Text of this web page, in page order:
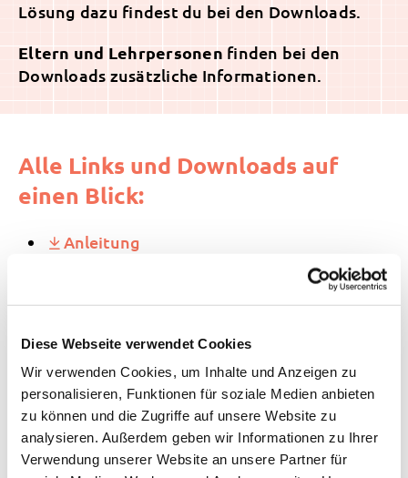
Diese Webseite verwendet Cookies
Wir verwenden Cookies, um Inhalte und Anzeigen zu
personalisieren, Funktionen für soziale Medien anbieten
zu können und die Zugriffe auf unsere Website zu
analysieren. Außerdem geben wir Informationen zu Ihrer
Verwendung unserer Website an unsere Partner für
Lösung dazu findest du bei den Downloads.
Eltern und Lehrpersonenfinden bei den
Downloads zusätzliche Informationen.
Alle Links und Downloads auf
einen Blick:
Anleitung
Lösung zum Rätsel
Informationen und Anregungen für Eltern
Informationen und Anregungen für